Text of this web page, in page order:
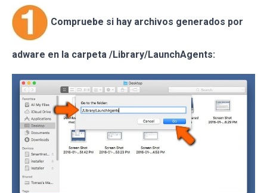
Compruebe si hay archivos generados por
adware en la carpeta /Library/LaunchAgents: